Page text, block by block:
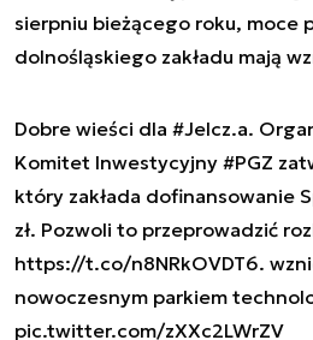
sierpniu bieżącego roku, moce
dolnośląskiego zakładu mają
Dobre wieści dla #Jelcz.a.
Komitet Inwestycyjny #PGZ
który zakłada dofinansowanie
zł. Pozwoli to przeprowadzić
https://t.co/n8NRkOVDT6.
nowoczesnym parkiem
pic.twitter.com/zXXc2LWrZV